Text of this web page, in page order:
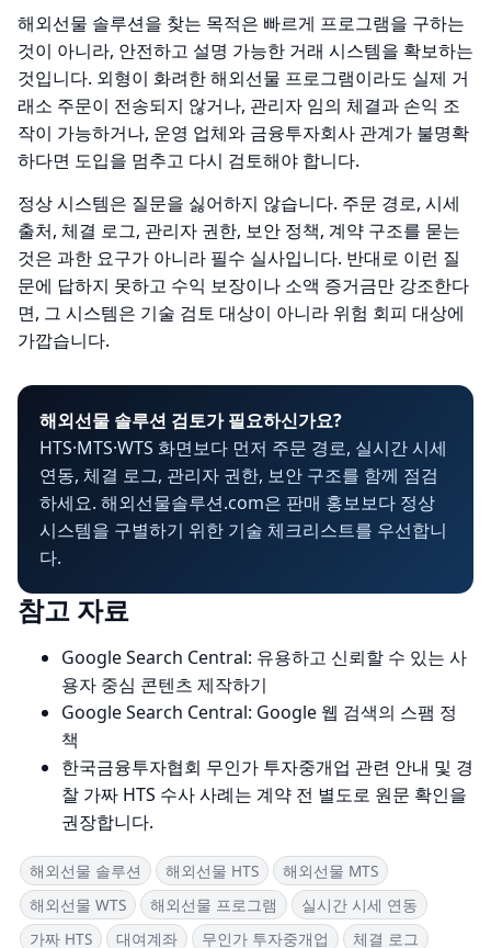
해외선물 솔루션을 찾는 목적은 빠르게 프로그램을 구하는
것이 아니라, 안전하고 설명 가능한 거래 시스템을 확보하는
것입니다. 외형이 화려한 해외선물 프로그램이라도 실제 거
래소 주문이 전송되지 않거나, 관리자 임의 체결과 손익 조
작이 가능하거나, 운영 업체와 금융투자회사 관계가 불명확
하다면 도입을 멈추고 다시 검토해야 합니다.
정상 시스템은 질문을 싫어하지 않습니다. 주문 경로, 시세
출처, 체결 로그, 관리자 권한, 보안 정책, 계약 구조를 묻는
것은 과한 요구가 아니라 필수 실사입니다. 반대로 이런 질
문에 답하지 못하고 수익 보장이나 소액 증거금만 강조한다
면, 그 시스템은 기술 검토 대상이 아니라 위험 회피 대상에
가깝습니다.
해외선물 솔루션 검토가 필요하신가요?
HTS·MTS·WTS 화면보다 먼저 주문 경로, 실시간 시세
연동, 체결 로그, 관리자 권한, 보안 구조를 함께 점검
하세요. 해외선물솔루션.com은 판매 홍보보다 정상
시스템을 구별하기 위한 기술 체크리스트를 우선합니
다.
참고 자료
Google Search Central: 유용하고 신뢰할 수 있는 사
용자 중심 콘텐츠 제작하기
Google Search Central: Google 웹 검색의 스팸 정
책
한국금융투자협회 무인가 투자중개업 관련 안내 및 경
찰 가짜 HTS 수사 사례는 계약 전 별도로 원문 확인을
권장합니다.
해외선물 솔루션 해외선물 HTS
해외선물 MTS
해외선물 WTS
해외선물 프로그램
실시간 시세 연동
가짜 HTS
대여계좌 무인가 투자중개업 체결 로그